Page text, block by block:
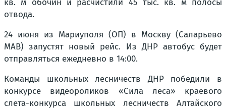
кв. м обочин и расчистили 45 тыс. кв. м полосы
отвода.
24 июня из Мариуполя (ОП) в Москву (Саларьево
МАВ) запустят новый рейс. Из ДНР автобус будет
отправляться ежедневно в 14:00.
Команды школьных лесничеств ДНР победили в
конкурсе видеороликов «Сила леса» краевого
слета-конкурса школьных лесничеств Алтайского